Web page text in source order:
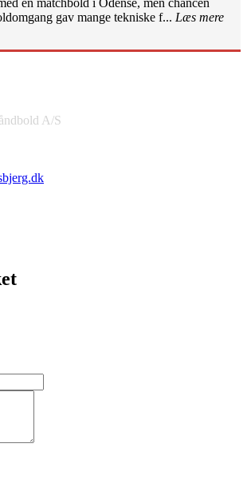
en matchbold i Odense, men chancen
gav mange tekniske f... Læs mere
A/S